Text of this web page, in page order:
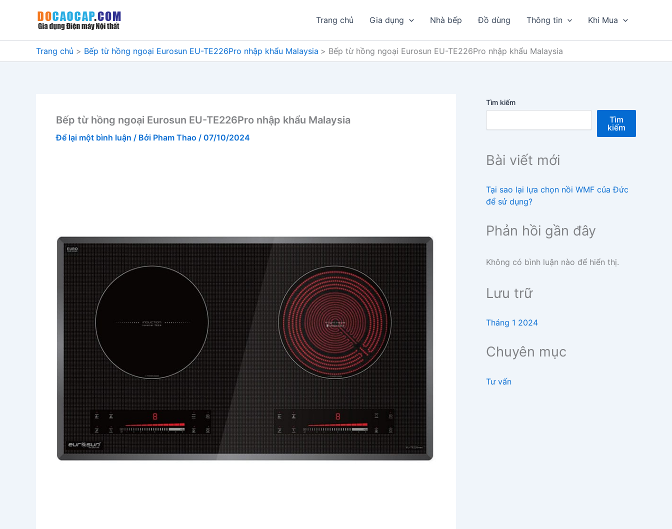
Trang chủ Gia dụng Nhà bếp Đồ dùng Thông tin Khi Mua
Trang chủ Bếp từ hồng ngoại Eurosun EU-TE226Pro nhập khẩu Malaysia Bếp từ hồng ngoại Eurosun EU-TE226Pro nhập khẩu Malaysia
Bếp từ hồng ngoại Eurosun EU-TE226Pro nhập khẩu Malaysia
Để lại một bình luận / Bởi Pham Thao / 07/10/2024
Tìm kiếm
Tìm
kiếm
Bài viết mới
Tại sao lại lựa chọn nồi WMF của Đức
để sử dụng?
Phản hồi gần đây
Không có bình luận nào để hiển thị.
Lưu trữ
Tháng 1 2024
Chuyên mục
Tư vấn